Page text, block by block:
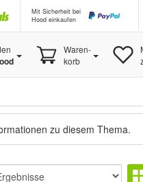
Mit Sicherheit bei
Hood einkaufen
Waren-
korb
zu diesem Thema.